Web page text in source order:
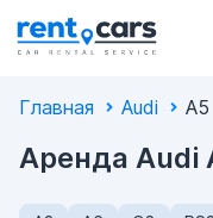
Главная Audi A5
Аренда Audi